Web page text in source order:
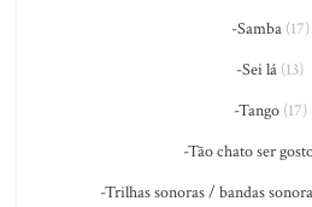
-Samba(17)
-Sei lá (13)
-Tango(17)
-Tão chato ser
-Trilhas sonoras / bandas